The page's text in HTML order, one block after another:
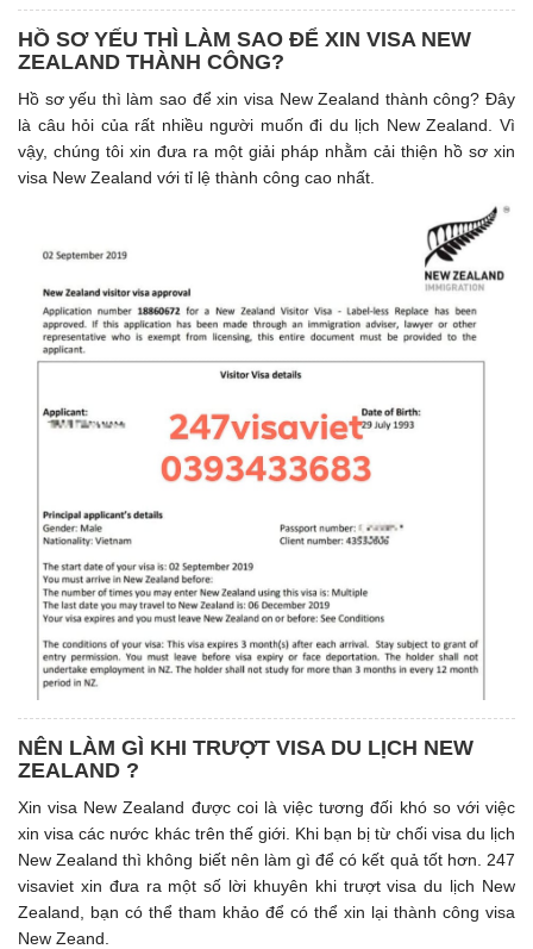
HỒ SƠ YẾU THÌ LÀM SAO ĐỂ XIN VISA NEW
ZEALAND THÀNH CÔNG?
Hồ sơ yếu thì làm sao để xin visa New Zealand thành công? Đây
là câu hỏi của rất nhiều người muốn đi du lịch New Zealand. Vì
vậy, chúng tôi xin đưa ra một giải pháp nhằm cải thiện hồ sơ xin
visa New Zealand với tỉ lệ thành công cao nhất.
NÊN LÀM GÌ KHI TRƯỢT VISA DU LỊCH NEW
ZEALAND ?
Xin visa New Zealand được coi là việc tương đối khó so với việc
xin visa các nước khác trên thế giới. Khi bạn bị từ chối visa du lịch
New Zealand thì không biết nên làm gì để có kết quả tốt hơn. 247
visaviet xin đưa ra một số lời khuyên khi trượt visa du lịch New
Zealand, bạn có thể tham khảo để có thể xin lại thành công visa
New Zeand.